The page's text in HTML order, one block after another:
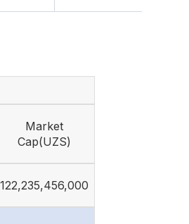
Market
Cap(UZS)
122,235,456,000